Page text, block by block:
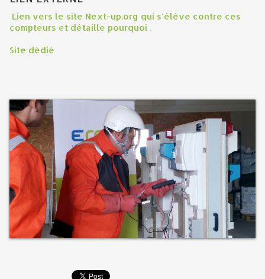
Lien vers le site Next-up.org qui s'élève contre ces
compteurs et détaille pourquoi .
Site dédié